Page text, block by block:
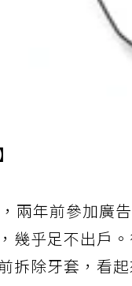
兩年前參加廣
幾乎足不出戶
拆除牙套，看